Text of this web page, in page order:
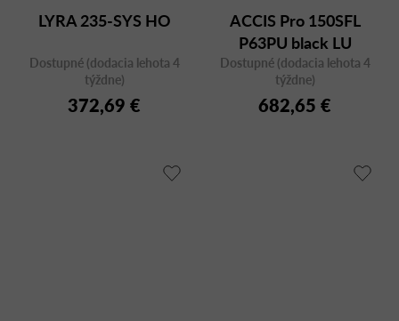
LYRA 235-SYS HO
Dostupné (dodacia lehota 4
týždne)
372,69 €
ACCIS Pro 150SFL
P63PU black LU
Dostupné (dodacia lehota 4
týždne)
682,65 €